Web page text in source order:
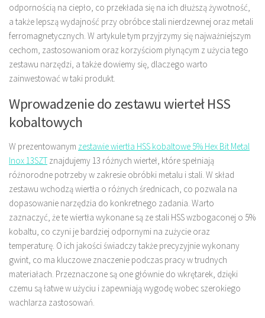
odpornością na ciepło, co przekłada się na ich dłuższą żywotność,
a także lepszą wydajność przy obróbce stali nierdzewnej oraz metali
ferromagnetycznych. W artykule tym przyjrzymy się najważniejszym
cechom, zastosowaniom oraz korzyściom płynącym z użycia tego
zestawu narzędzi, a także dowiemy się, dlaczego warto
zainwestować w taki produkt.
Wprowadzenie do zestawu wierteł HSS
kobaltowych
W prezentowanym zestawie wiertła HSS kobaltowe 5% Hex Bit Metal
Inox 13SZT znajdujemy 13 różnych wierteł, które spełniają
różnorodne potrzeby w zakresie obróbki metalu i stali. W skład
zestawu wchodzą wiertła o różnych średnicach, co pozwala na
dopasowanie narzędzia do konkretnego zadania. Warto
zaznaczyć, że te wiertła wykonane są ze stali HSS wzbogaconej o 5%
kobaltu, co czyni je bardziej odpornymi na zużycie oraz
temperaturę. O ich jakości świadczy także precyzyjnie wykonany
gwint, co ma kluczowe znaczenie podczas pracy w trudnych
materiałach. Przeznaczone są one głównie do wkrętarek, dzięki
czemu są łatwe w użyciu i zapewniają wygodę wobec szerokiego
wachlarza zastosowań.